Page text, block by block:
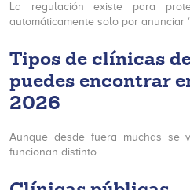
La regulación existe para
automáticamente solo por anunciar
Tipos de clínicas
puedes encontrar
2026
Aunque desde fuera muchas se
funcionan distinto.